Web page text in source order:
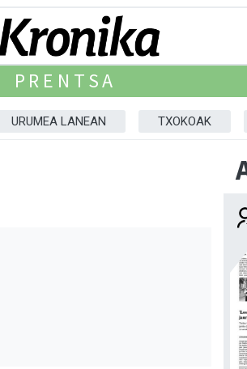
PRENTSA
URUMEA LANEAN TXOKOAK